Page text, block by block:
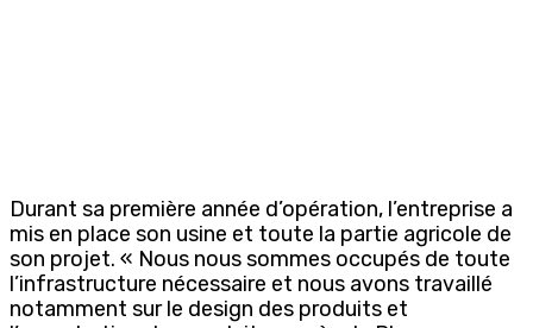
Durant sa première année d’opération, l’entreprise a
mis en place son usine et toute la partie agricole de
son projet. « Nous nous sommes occupés de toute
l’infrastructure nécessaire et nous avons travaillé
notamment sur le design des produits et